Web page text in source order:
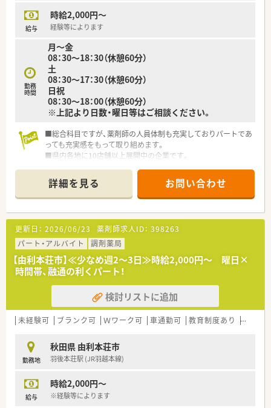
給与
時給2,000円～
経験等によります
勤務
時間
月～金
08：30～18：30（休憩60分）
土
08：30～17：30（休憩60分）
日祝
08：30～18：00（休憩60分）
※上記より日数・曜日等はご相談ください。
■総合科目ですが、薬剤師の人員体制も充実しておりパートであ
っても充実感をもって取り組めます。
■県内各地に10店舗以上展開中の企業です。
ニケーションで信用を築くことを目指しています。
詳細を見る お問い合わせ
更新日： 2026/06/23 薬剤師求人ID： 398263
パート・アルバイト
調剤薬局
【由利本荘市】≪少なめ週2～3日≫時給2,000円～ 曜日×
時間帯、融通の利くパート！
検討リストに追加
未経験可 ブランク可 Ｗワーク可 車通勤可 教育制度あり 大手チ
勤務地
秋田県 由利本荘市
羽後本荘駅 (JR羽越本線)
給与
時給2,000円～
※経験等によります